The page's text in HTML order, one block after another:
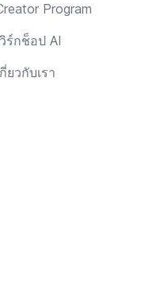
Program
วิร์กช็อป AI
กี่ยวกับเรา